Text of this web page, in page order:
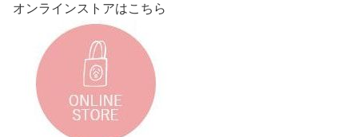
オンラインストアはこちら